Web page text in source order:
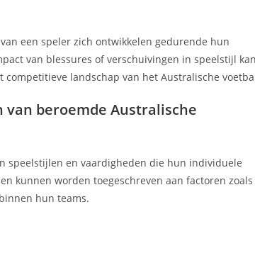
een speler zich ontwikkelen gedurende hun
van blessures of verschuivingen in speelstijl
landschap van het Australische
beroemde Australische
speelstijlen en vaardigheden die hun individuele
kunnen worden toegeschreven aan factoren zoals
hun teams.